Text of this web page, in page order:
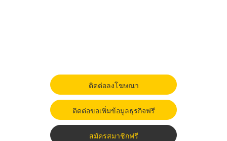
ติดต่อลงโฆษณา
ติดต่อขอเพิ่มข้อมูลธุรกิจฟรี
สมัครสมาชิกฟรี